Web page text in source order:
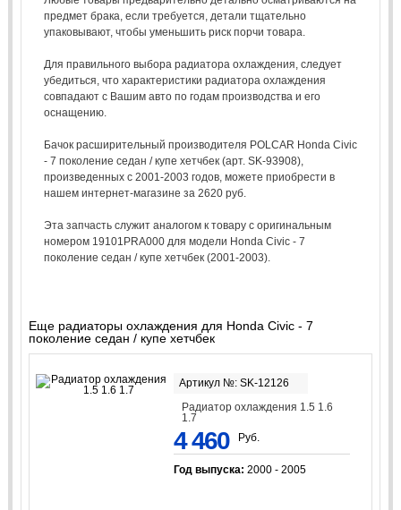
предмет брака, если требуется, детали тщательно
упаковывают, чтобы уменьшить риск порчи товара.
Для правильного выбора радиатора охлаждения, следует
убедиться, что характеристики радиатора охлаждения
совпадают с Вашим авто по годам производства и его
оснащению.
Бачок расширительный производителя POLCAR Honda Civic
- 7 поколение седан / купе хетчбек (арт. SK-93908),
произведенных с 2001-2003 годов, можете приобрести в
нашем интернет-магазине за 2620 руб.
Эта запчасть служит аналогом к товару с оригинальным
номером 19101PRA000 для модели Honda Civic - 7
поколение седан / купе хетчбек (2001-2003).
Еще радиаторы охлаждения для Honda Civic - 7
поколение седан / купе хетчбек
Артикул №: SK-12126
Радиатор охлаждения 1.5 1.6
1.7
4 460 Руб.
Год выпуска: 2000 - 2005